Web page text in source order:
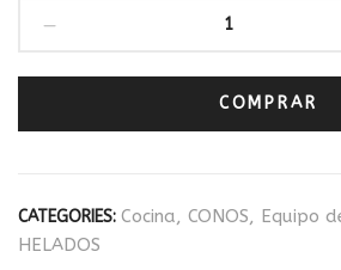
COMPRAR
CATEGORIES: Cocina, CONOS, Equipo
HELADOS